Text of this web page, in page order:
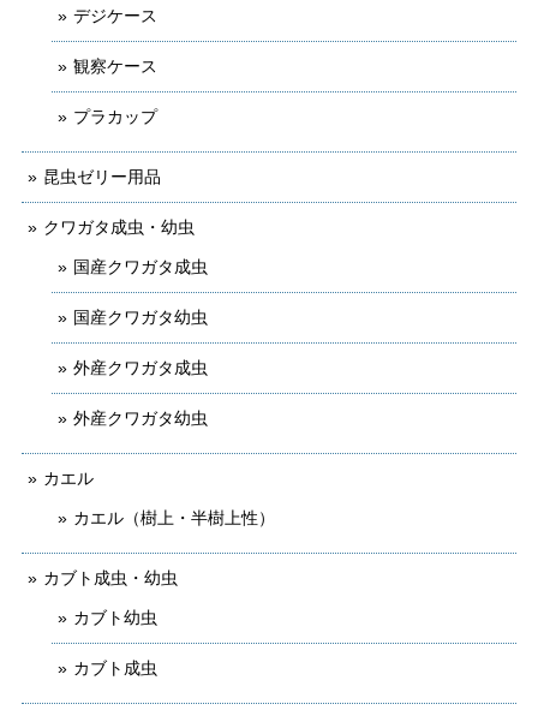
デジケース
観察ケース
プラカップ
昆虫ゼリー用品
クワガタ成虫・幼虫
国産クワガタ成虫
国産クワガタ幼虫
外産クワガタ成虫
外産クワガタ幼虫
カエル
カエル（樹上・半樹上性）
カブト成虫・幼虫
カブト幼虫
カブト成虫